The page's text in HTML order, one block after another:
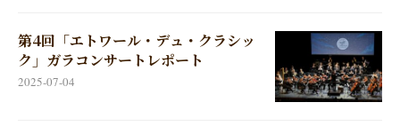
第4回「エトワール・デュ・クラシッ
ク」ガラコンサートレポート
2025-07-04